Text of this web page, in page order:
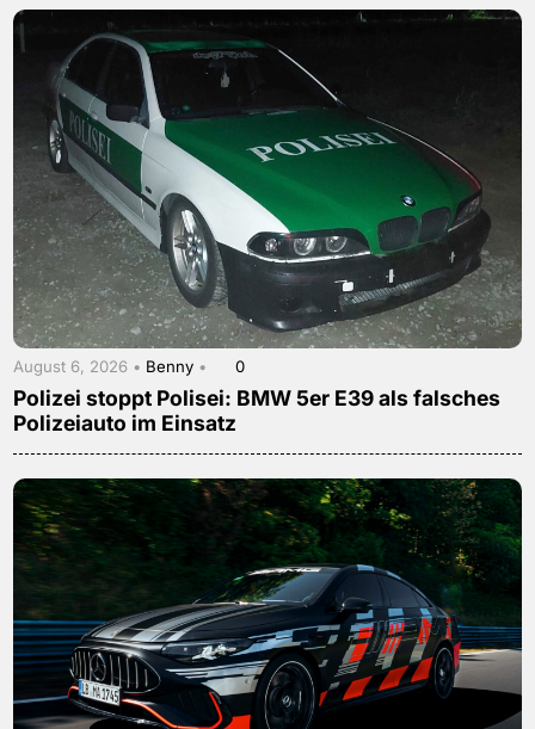
August 6, 2026 • Benny • 0
Polizei stoppt Polisei: BMW 5er E39 als falsches
Polizeiauto im Einsatz